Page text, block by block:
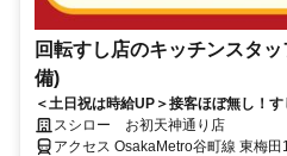
回転すし店のキッチンスタ
備)
＜土日祝は時給UP＞接客ほぼ無し！
けるスシロー お初天神通り店
アクセス OsakaMetro谷町線 東梅田